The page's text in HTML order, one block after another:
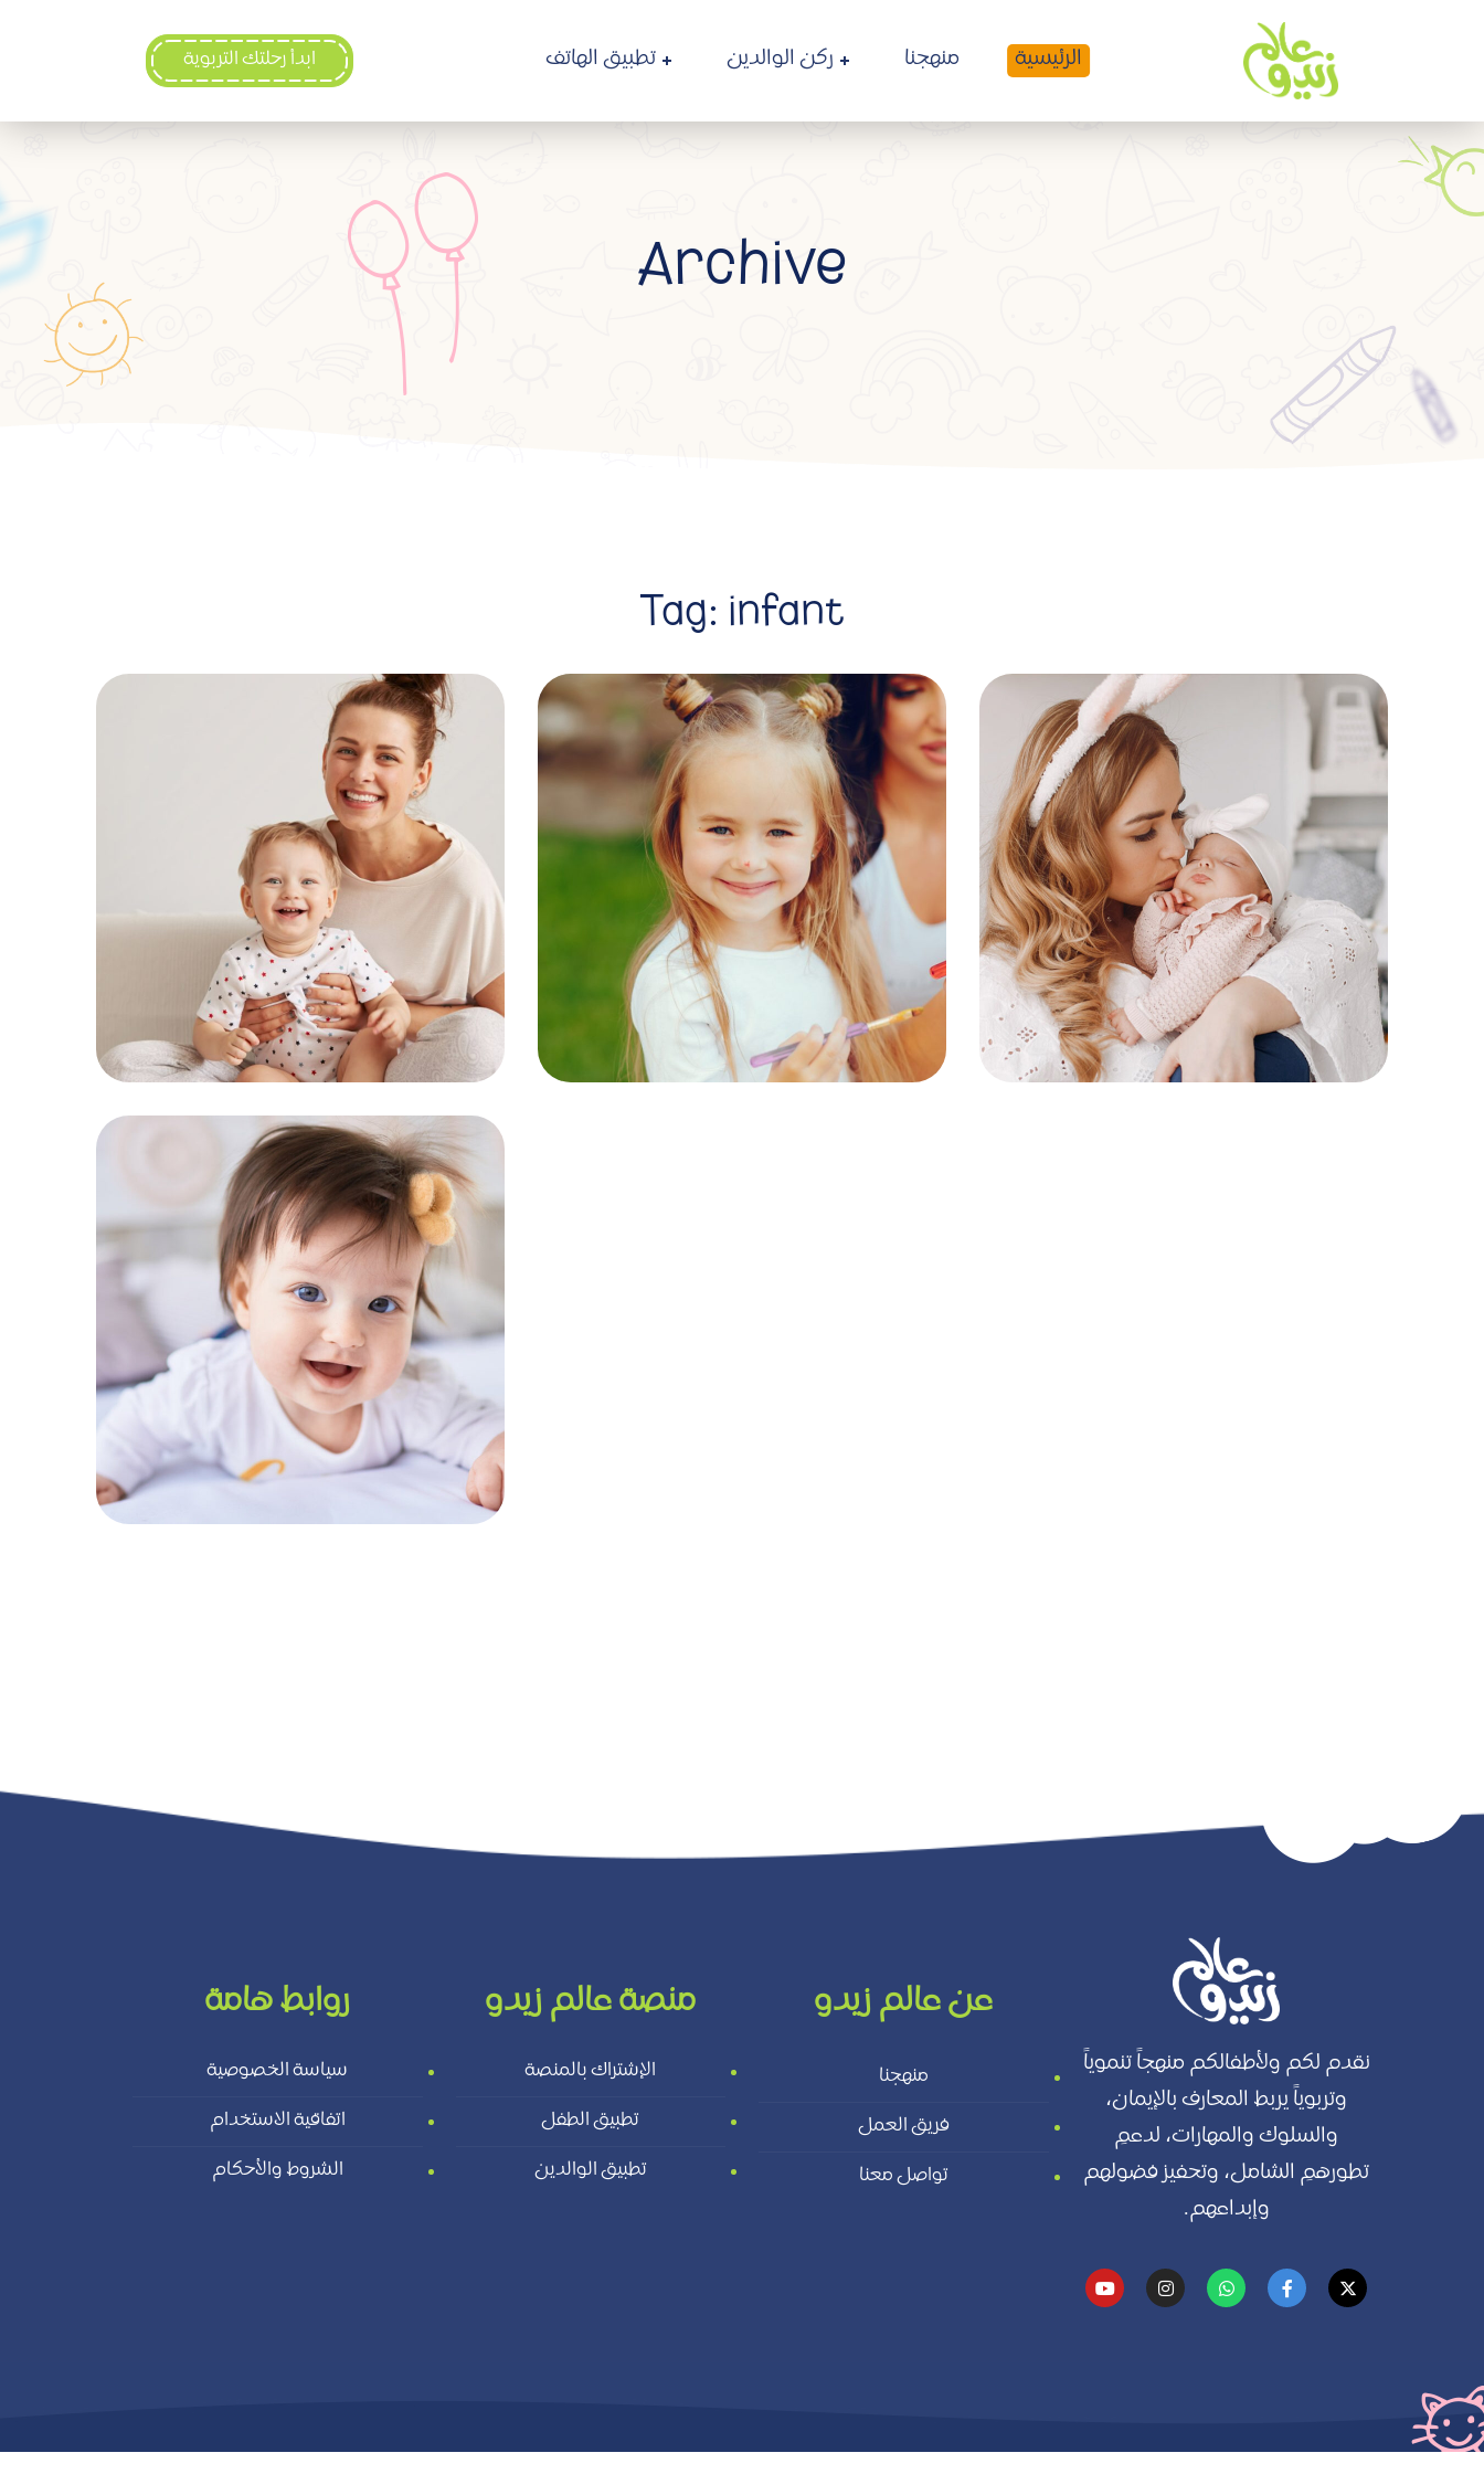
الرئيسية منهجنا ركن الوالدين تطبيق الهاتف ابدأ رحلتك التربوية
Archive
Tag: infant
Find Nanny
KIDS
Art Classes
PLAYING
Childcare
KIDS
Healthy Food
KIDS
نقدم لكم ولأطفالكم منهجاً تنموياً
وتربوياً يربط المعارف بالإيمان،
والسلوك والمهارات، لدعمِ
تطورهمِ الشامل، وتحفيز فضولهم
وإبداعهم.
عن عالم زيدو
منهجنا
فريق العمل
تواصل معنا
منصة عالم زيدو
الإشتراك بالمنصة
تطبيق الطفل
تطبيق الوالدين
روابط هامة
سياسة الخصوصية
اتفاقية الاستخدام
الشروط والأحكام